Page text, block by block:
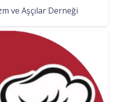
ve Aşçılar Derneği